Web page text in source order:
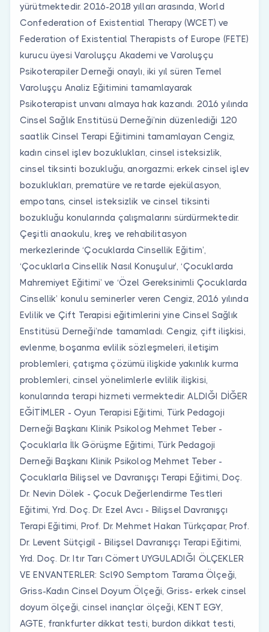
yürütmektedir. 2016-2018 yılları arasında, World
Confederation of Existential Therapy (WCET) ve
Federation of Existential Therapists of Europe (FETE)
kurucu üyesi Varoluşçu Akademi ve Varoluşçu
Psikoterapiler Derneği onaylı, iki yıl süren Temel
Varoluşçu Analiz Eğitimini tamamlayarak
Psikoterapist unvanı almaya hak kazandı. 2016 yılında
Cinsel Sağlık Enstitüsü Derneği’nin düzenlediği 120
saatlik Cinsel Terapi Eğitimini tamamlayan Cengiz,
kadın cinsel işlev bozuklukları, cinsel isteksizlik,
cinsel tiksinti bozukluğu, anorgazmi; erkek cinsel işlev
bozuklukları, prematüre ve retarde ejekülasyon,
empotans, cinsel isteksizlik ve cinsel tiksinti
bozukluğu konularında çalışmalarını sürdürmektedir.
Çeşitli anaokulu, kreş ve rehabilitasyon
merkezlerinde ‘Çocuklarda Cinsellik Eğitim’,
‘Çocuklarla Cinsellik Nasıl Konuşulur’, ‘Çocuklarda
Mahremiyet Eğitimi’ ve ‘Özel Gereksinimli Çocuklarda
Cinsellik’ konulu seminerler veren Cengiz, 2016 yılında
Evlilik ve Çift Terapisi eğitimlerini yine Cinsel Sağlık
Enstitüsü Derneği’nde tamamladı. Cengiz, çift ilişkisi,
evlenme, boşanma evlilik sözleşmeleri, iletişim
problemleri, çatışma çözümü ilişkide yakınlık kurma
problemleri, cinsel yönelimlerle evlilik ilişkisi,
konularında terapi hizmeti vermektedir. ALDIĞI DİĞER
EĞİTİMLER - Oyun Terapisi Eğitimi, Türk Pedagoji
Derneği Başkanı Klinik Psikolog Mehmet Teber -
Çocuklarla İlk Görüşme Eğitimi, Türk Pedagoji
Derneği Başkanı Klinik Psikolog Mehmet Teber -
Çocuklarla Bilişsel ve Davranışçı Terapi Eğitimi, Doç.
Dr. Nevin Dölek - Çocuk Değerlendirme Testleri
Eğitimi, Yrd. Doç. Dr. Ezel Avcı - Bilişsel Davranışçı
Terapi Eğitimi, Prof. Dr. Mehmet Hakan Türkçapar, Prof.
Dr. Levent Sütçigil - Bilişsel Davranışçı Terapi Eğitimi,
Yrd. Doç. Dr. Itır Tarı Cömert UYGULADIĞI ÖLÇEKLER
VE ENVANTERLER: Scl90 Semptom Tarama Ölçeği,
Griss-Kadın Cinsel Doyum Ölçeği, Griss- erkek cinsel
doyum ölçeği, cinsel inançlar ölçeği, KENT EGY,
AGTE, frankfurter dikkat testi, burdon dikkat testi,